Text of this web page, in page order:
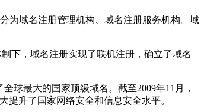
为域名注册管理机构、域名注册服务机构。域
下，域名注册实现了联机注册，确立了域名
球最大的国家顶级域名。截至2009年11月，
提升了国家网络安全和信息安全水平。